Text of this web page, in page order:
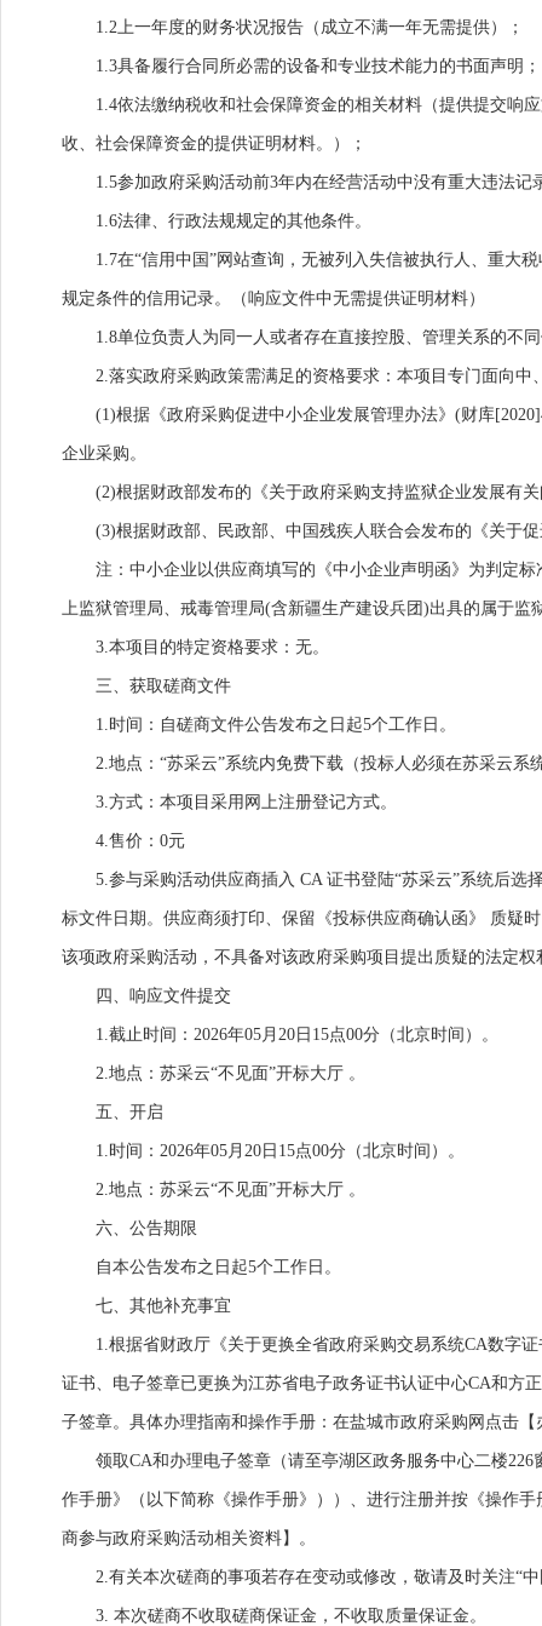
1.2上一年度的财务状况报告（成立不满一年无需提供）；
1.3具备履行合同所必需的设备和专业技术能力的书面声明；
1.4依法缴纳税收和社会保障资金的相关材料（提供提交响
收、社会保障资金的提供证明材料。）；
1.5参加政府采购活动前3年内在经营活动中没有重大违法记
1.6法律、行政法规规定的其他条件。
1.7在“信用中国”网站查询，无被列入失信被执行人、重大
规定条件的信用记录。（响应文件中无需提供证明材料）
1.8单位负责人为同一人或者存在直接控股、管理关系的不
2.落实政府采购政策需满足的资格要求：本项目专门面向
(1)根据《政府采购促进中小企业发展管理办法》(财库
企业采购。
(2)根据财政部发布的《关于政府采购支持监狱企业发展有
(3)根据财政部、民政部、中国残疾人联合会发布的《关于
注：中小企业以供应商填写的《中小企业声明函》为判定
上监狱管理局、戒毒管理局(含新疆生产建设兵团)出具的属于监
3.本项目的特定资格要求：无。
三、获取磋商文件
1.时间：自磋商文件公告发布之日起5个工作日。
2.地点：“苏采云”系统内免费下载（投标人必须在苏采云
3.方式：本项目采用网上注册登记方式。
4.售价：0元
5.参与采购活动供应商插入 CA 证书登陆“苏采云”系统后
标文件日期。供应商须打印、保留《投标供应商确认函》 质疑
该项政府采购活动，不具备对该政府采购项目提出质疑的法定
四、响应文件提交
1.截止时间：2026年05月20日15点00分（北京时间）。
2.地点：苏采云“不见面”开标大厅 。
五、开启
1.时间：2026年05月20日15点00分（北京时间）。
2.地点：苏采云“不见面”开标大厅 。
六、公告期限
自本公告发布之日起5个工作日。
七、其他补充事宜
1.根据省财政厅《关于更换全省政府采购交易系统CA数字
证书、电子签章已更换为江苏省电子政务证书认证中心CA和方
子签章。具体办理指南和操作手册：在盐城市政府采购网点击
领取CA和办理电子签章（请至亭湖区政务服务中心二楼226
作手册》（以下简称《操作手册》））、进行注册并按《操作
商参与政府采购活动相关资料】。
2.有关本次磋商的事项若存在变动或修改，敬请及时关注“
3. 本次磋商不收取磋商保证金，不收取质量保证金。